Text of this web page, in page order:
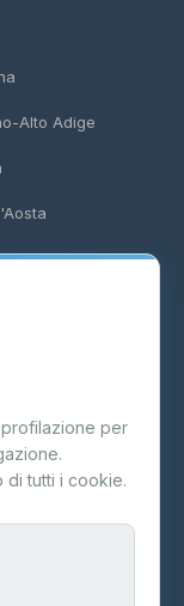
Alto Adige
per
di tutti i cookie.